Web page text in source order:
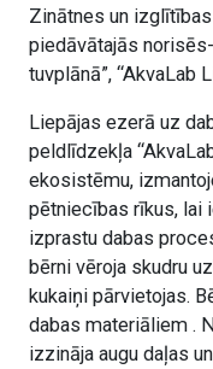
Zinātnes un
piedāvātajās norisēs-
tuvplānā”, “AkvaLab
Liepājas ezerā uz
peldlīdzekļa
ekosistēmu,
pētniecības rīkus, lai
izprastu dabas
bērni vēroja skudru
kukaiņi pārvietojas.
dabas materiāliem .
izzināja augu daļas